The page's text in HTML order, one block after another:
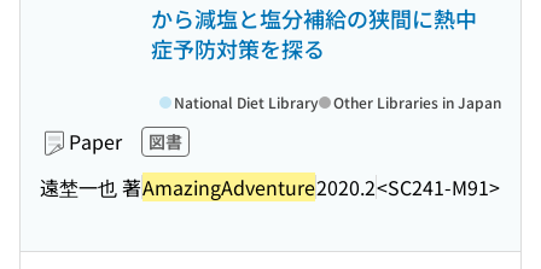
から減塩と塩分補給の狭間に熱中
症予防対策を探る
Paper 図書
遠埜一也 著AmazingAdventure2020.2<SC241-M91>
National Diet Library Other Libraries in Japan